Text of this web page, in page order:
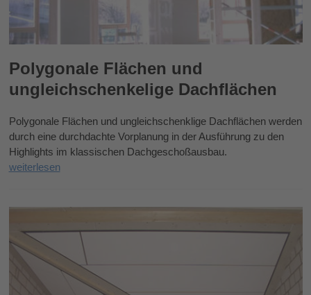
Polygonale Flächen und
ungleichschenkelige Dachflächen
Polygonale Flächen und ungleichschenklige Dachflächen werden
durch eine durchdachte Vorplanung in der Ausführung zu den
Highlights im klassischen Dachgeschoßausbau.
weiterlesen